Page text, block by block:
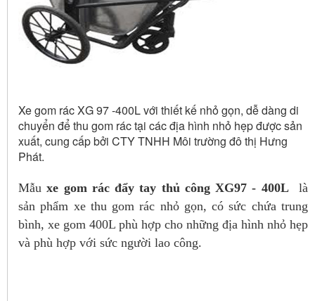
Xe gom rác XG 97 -400L với thiết kế nhỏ gọn, dễ dàng di
chuyển để thu gom rác tại các địa hình nhỏ hẹp được sản
xuất, cung cấp bởi CTY TNHH Môi trường đô thị Hưng
Phát.
Mẫu xe gom rác đẩy tay thủ công XG97 - 400L là
sản phẩm xe thu gom rác nhỏ gọn, có sức chứa trung
bình, xe gom 400L phù hợp cho những địa hình nhỏ hẹp
và phù hợp với sức người lao công.